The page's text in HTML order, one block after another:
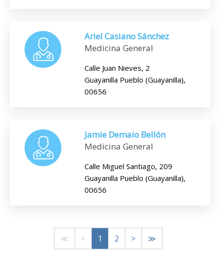
Ariel Casiano Sánchez
Medicina General
Calle Juan Nieves, 2
Guayanilla Pueblo (Guayanilla),
00656
Jamie Demaio Bellón
Medicina General
Calle Miguel Santiago, 209
Guayanilla Pueblo (Guayanilla),
00656
≪ < 1 2 > ≫